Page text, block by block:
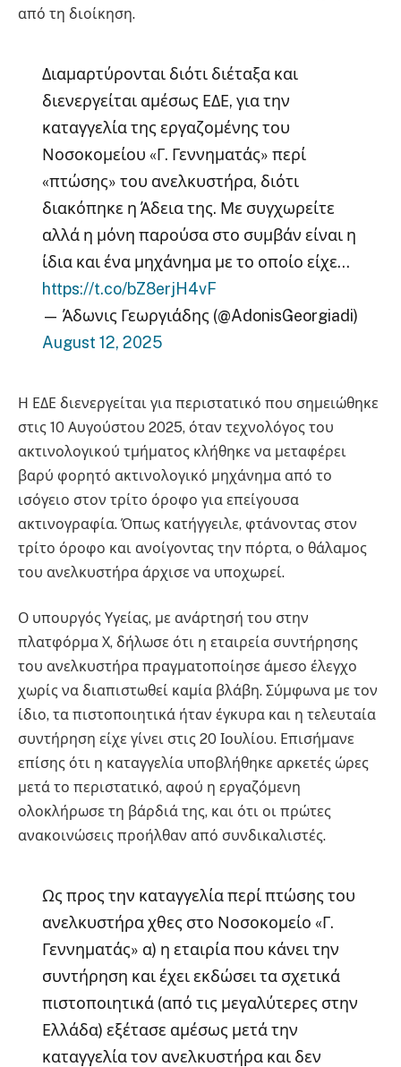
από τη διοίκηση.
Διαμαρτύρονται διότι διέταξα και
διενεργείται αμέσως ΕΔΕ, για την
καταγγελία της εργαζομένης του
Νοσοκομείου «Γ. Γεννηματάς» περί
«πτώσης» του ανελκυστήρα, διότι
διακόπηκε η Άδεια της. Με συγχωρείτε
αλλά η μόνη παρούσα στο συμβάν είναι η
ίδια και ένα μηχάνημα με το οποίο είχε…
https://t.co/bZ8erjH4vF
— Άδωνις Γεωργιάδης (@AdonisGeorgiadi)
August 12, 2025
Η ΕΔΕ διενεργείται για περιστατικό που σημειώθηκε
στις 10 Αυγούστου 2025, όταν τεχνολόγος του
ακτινολογικού τμήματος κλήθηκε να μεταφέρει
βαρύ φορητό ακτινολογικό μηχάνημα από το
ισόγειο στον τρίτο όροφο για επείγουσα
ακτινογραφία. Όπως κατήγγειλε, φτάνοντας στον
τρίτο όροφο και ανοίγοντας την πόρτα, ο θάλαμος
του ανελκυστήρα άρχισε να υποχωρεί.
Ο υπουργός Υγείας, με ανάρτησή του στην
πλατφόρμα Χ, δήλωσε ότι η εταιρεία συντήρησης
του ανελκυστήρα πραγματοποίησε άμεσο έλεγχο
χωρίς να διαπιστωθεί καμία βλάβη. Σύμφωνα με τον
ίδιο, τα πιστοποιητικά ήταν έγκυρα και η τελευταία
συντήρηση είχε γίνει στις 20 Ιουλίου. Επισήμανε
επίσης ότι η καταγγελία υποβλήθηκε αρκετές ώρες
μετά το περιστατικό, αφού η εργαζόμενη
ολοκλήρωσε τη βάρδιά της, και ότι οι πρώτες
ανακοινώσεις προήλθαν από συνδικαλιστές.
Ως προς την καταγγελία περί πτώσης του
ανελκυστήρα χθες στο Νοσοκομείο «Γ.
Γεννηματάς» α) η εταιρία που κάνει την
συντήρηση και έχει εκδώσει τα σχετικά
πιστοποιητικά (από τις μεγαλύτερες στην
Ελλάδα) εξέτασε αμέσως μετά την
καταγγελία τον ανελκυστήρα και δεν